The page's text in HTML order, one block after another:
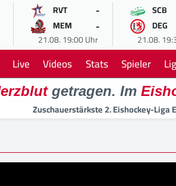
RVT -
MEM -
21.08. 19:00 Uhr
SCB
DEG
21.08.
Live Videos Stats Spieler
getragen. Im
Zuschauerstärkste 2. Eishockey-Liga